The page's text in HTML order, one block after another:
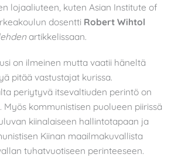
lojaaliuteen, kuten Asian Institute of
dosentti Robert Wihtol
artikkelissaan.
on ilmeinen mutta vaatii häneltä
pitää vastustajat kurissa.
periytyvä itsevaltiuden perintö on
Myös kommunistisen puolueen piirissä
kiinalaiseen hallintotapaan ja
Kiinan maailmakuvallista
tuhatvuotiseen perinteeseen.